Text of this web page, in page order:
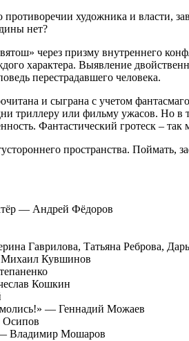
художника и власти,
нет?
через призму внутреннего
характера. Выявление
перестрадавшего человека.
и сыграна с учетом
триллеру или фильму ужасов.
Фантастический гротеск –
пространства.
— Андрей Фёдоров
Гаврилова, Татьяна Реброва,
Михаил Кувшинов
Кошкин
— Геннадий Можаев
Осипов
— Владимир Мошаров